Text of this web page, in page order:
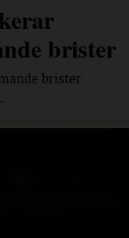
brister
brister